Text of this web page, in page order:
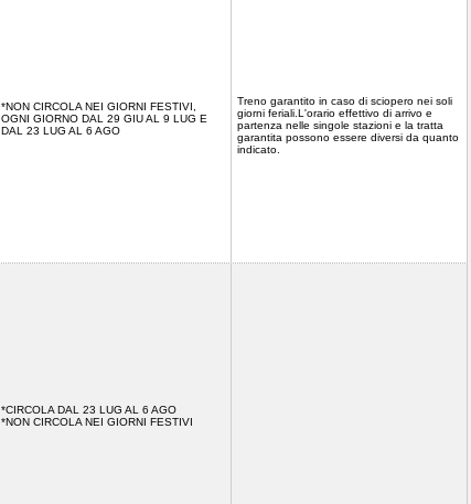
*NON CIRCOLA NEI GIORNI FESTIVI,
OGNI GIORNO DAL 29 GIU AL 9 LUG E
DAL 23 LUG AL 6 AGO
Treno garantito in caso di sciopero nei soli
giorni feriali.L'orario effettivo di arrivo e
partenza nelle singole stazioni e la tratta
garantita possono essere diversi da quanto
indicato.
*CIRCOLA DAL 23 LUG AL 6 AGO
*NON CIRCOLA NEI GIORNI FESTIVI